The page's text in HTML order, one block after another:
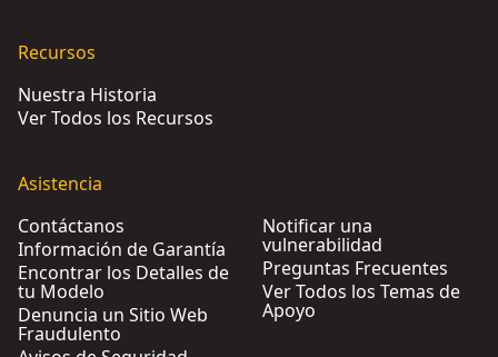
Recursos
Nuestra Historia
Ver Todos los Recursos
Asistencia
Contáctanos
Información de Garantía
Encontrar los Detalles de
tu Modelo
Denuncia un Sitio Web
Fraudulento
Notificar una
vulnerabilidad
Preguntas Frecuentes
Ver Todos los Temas de
Apoyo